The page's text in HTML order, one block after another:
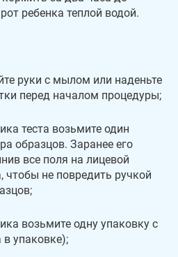
ребенка теплой водой.
руки с мылом или наденьте
перед началом процедуры;
теста возьмите один
образцов. Заранее его
все поля на лицевой
чтобы не повредить ручкой
возьмите одну упаковку с
упаковке);